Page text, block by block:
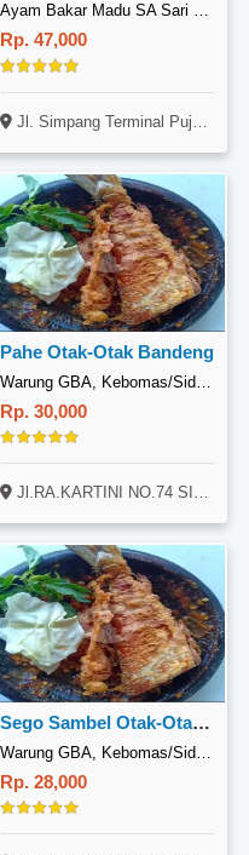
Ayam Bakar Madu SA Sari Rasa, GKB Kebomas Gresik
Rp. 47,000
Jl. Simpang Terminal Pujasera TPG 2, Kel. Randuagung, Kec. Kebomas, GKB. Kab. Gresik
Pahe Otak-Otak Bandeng
Warung GBA, Kebomas/Sidomoro
Rp. 30,000
Jl.RA.KARTINI NO.74 SIDOMORO GRESIK
Sego Sambel Otak-Otak Bandeng
Rp. 28,000